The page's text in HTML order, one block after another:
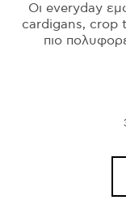
Οι everyday
cardigans, crop
πιο